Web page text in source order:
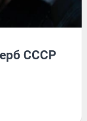
СССР